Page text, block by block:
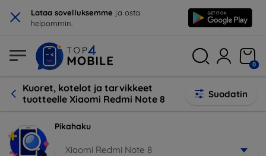
× Lataa sovelluksemme ja osta
helpommin.
0
Kuoret, kotelot ja tarvikkeet
tuotteelle Xiaomi Redmi Note 8
Suodatin
Pikahaku
Xiaomi Redmi Note 8